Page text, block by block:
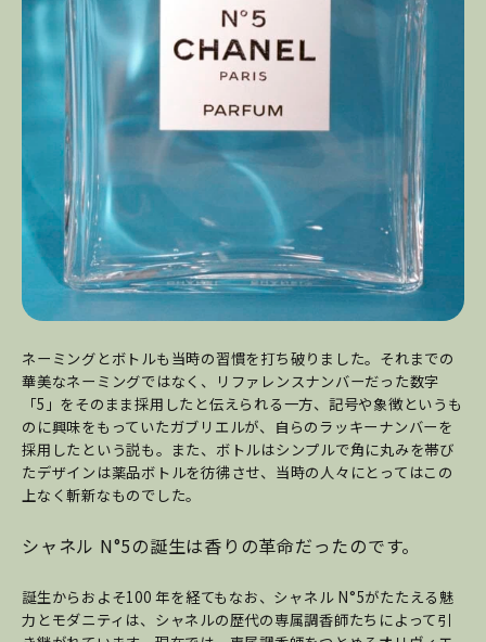
ネーミングとボトルも当時の習慣を打ち破りました。それまでの
華美なネーミングではなく、リファレンスナンバーだった数字
「5」をそのまま採用したと伝えられる一方、記号や象徴というも
のに興味をもっていたガブリエルが、自らのラッキーナンバーを
採用したという説も。また、ボトルはシンプルで角に丸みを帯び
たデザインは薬品ボトルを彷彿させ、当時の人々にとってはこの
上なく斬新なものでした。
シャネル N°5の誕生は香りの革命だったのです。
誕生からおよそ100 年を経てもなお、シャネル N°5がたたえる魅
力とモダニティは、シャネルの歴代の専属調香師たちによって引